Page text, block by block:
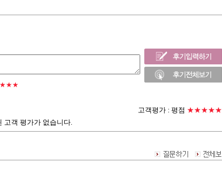
고객평가 : 평점 ★★★★★
고객 평가가 없습니다.